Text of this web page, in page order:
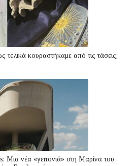
κουραστήκαμε από τις τάσεις;
Μια νέα «γειτονιά» στη Μαρίνα του